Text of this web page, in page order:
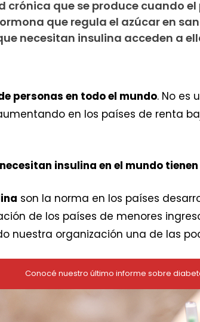
crónica que se produce cuando
que regula el azúcar en
necesitan insulina acceden a
personas en todo el mundo. No es
en los países de renta
insulina en el mundo
son la norma en los países
de los países de menores
nuestra organización una de las
Conocé nuestro último informe sobre